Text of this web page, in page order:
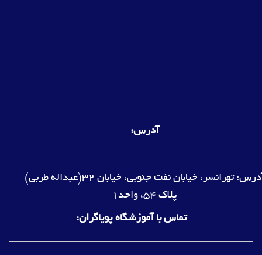
آدرس:
آدرس: تهرانسر، خیابان نفت جنوبی، خیابان 32(عبداله طربی)
پلاک 54، واحد1
تماس با آموزشگاه پویاگران: